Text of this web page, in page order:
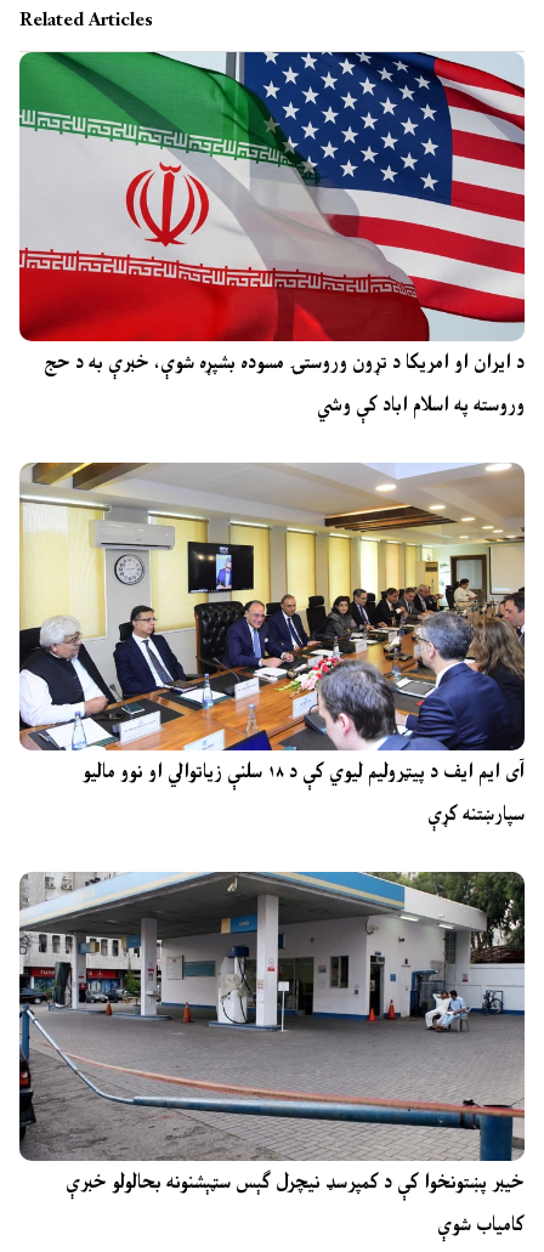
Related Articles
د ایران او امریکا د تړون وروستۍ مسوده بشپړه شوې، خبرې به د حج
وروسته په اسلام اباد کې وشي
آی ایم ایف د پیټرولیم لیوي کې د ۱۸ سلنې زیاتوالي او نوو مالیو
سپارښتنه کړې
خیبر پښتونخوا کې د کمپرسډ نیچرل ګېس سټېشنونه بحالولو خبرې
کامیاب شوې